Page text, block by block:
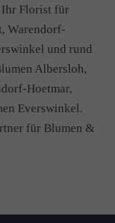
Ihr Florist für
Warendorf-
und rund
Albersloh,
Hoetmar,
Everswinkel.
für Blumen &